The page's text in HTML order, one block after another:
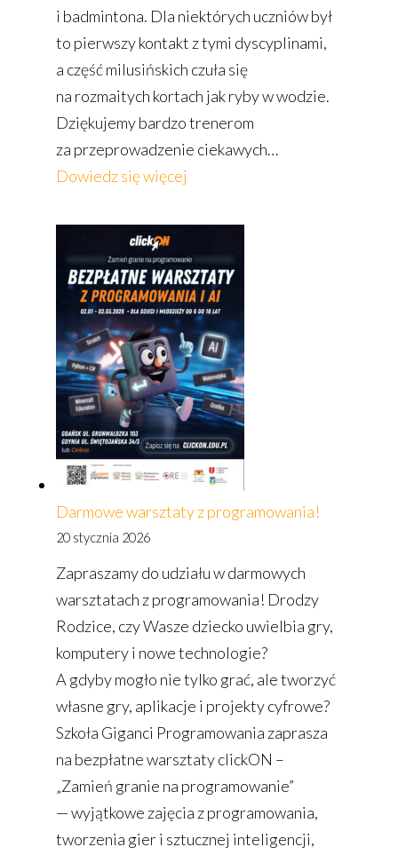
i badmintona. Dla niektórych uczniów był
to pierwszy kontakt z tymi dyscyplinami,
a część milusińskich czuła się
na rozmaitych kortach jak ryby w wodzie.
Dziękujemy bardzo trenerom
za przeprowadzenie ciekawych…
Dowiedz się więcej
zima
klasy
5!
Darmowe warsztaty z programowania!
20 stycznia 2026
Zapraszamy do udziału w darmowych
warsztatach z programowania! Drodzy
Rodzice, czy Wasze dziecko uwielbia gry,
komputery i nowe technologie?
A gdyby mogło nie tylko grać, ale tworzyć
własne gry, aplikacje i projekty cyfrowe?
Szkoła Giganci Programowania zaprasza
na bezpłatne warsztaty clickON –
„Zamień granie na programowanie”
— wyjątkowe zajęcia z programowania,
tworzenia gier i sztucznej inteligencji,